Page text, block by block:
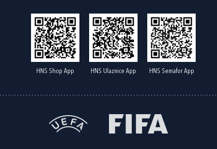
HNS Shop App HNS Ulaznice App HNS Semafor App